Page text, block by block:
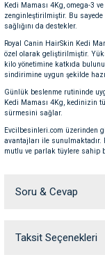
Temizlik
Ek Besinler
Kapları
Seyahat Ürünleri
Ek Besinleri
Kedi Maması 4Kg, omega-3
zenginleştirilmiştir. Bu
sağlığını da destekler.
Royal Canin HairSkin Kedi
özel olarak geliştirilmiştir.
kilo yönetimine katkıda
sindirimine uygun şekilde
Günlük beslenme rutininde
Kedi Maması 4Kg, kedinizin
sürmesini sağlar.
Evcilbesinleri.com üzerinden
avantajları ile sunulmaktadır.
mutlu ve parlak tüylere sahip
Soru & Cevap
Ürün
Taksit Seçenekleri